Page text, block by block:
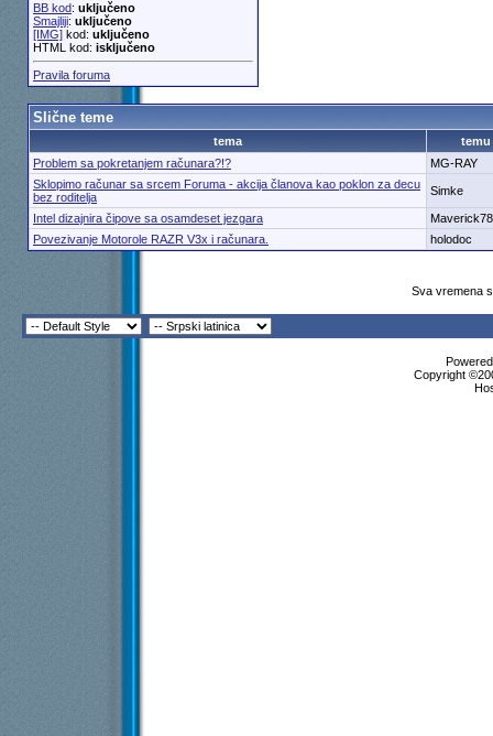
BB kod: uključeno
Smajliji: uključeno
[IMG]kod: uključeno
HTML kod: isključeno
Pravila foruma
Slične teme
tema
temu
Problem sa pokretanjem računara?!?
MG-RAY
Sklopimo računar sa srcem Foruma - akcija članova kao poklon za decu
bez roditelja
Simke
Intel dizajnira čipove sa osamdeset jezgara
Maverick78
Povezivanje Motorole RAZR V3x i računara.
holodoc
Sva vremena
Copyright